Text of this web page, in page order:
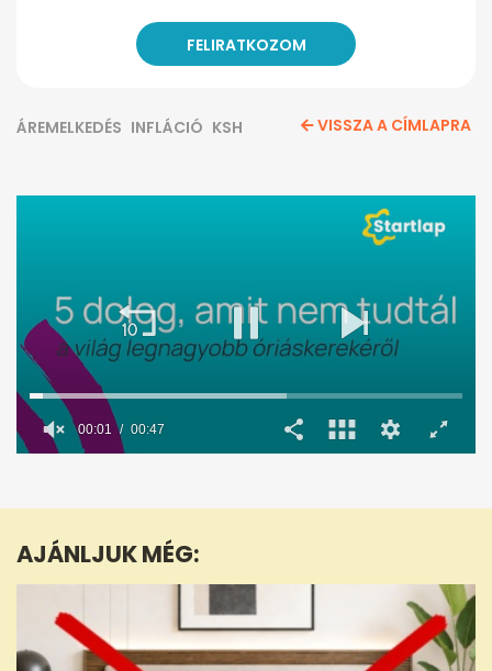
ÁREMELKEDÉS INFLÁCIÓ KSH VISSZA A CÍMLAPRA
47
00:02 00:47
AJÁNLJUK MÉG: